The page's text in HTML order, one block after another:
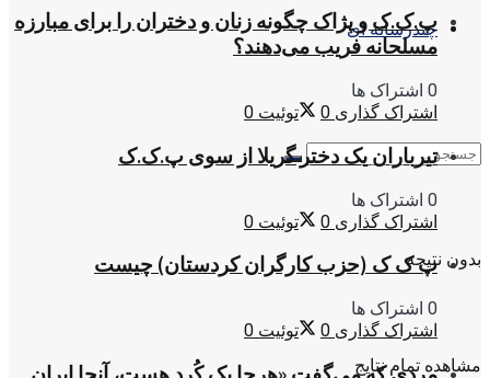
چندرسانه ای
بدون نتیجه
مشاهده تمام نتایج
پ.ک.ک و پژاک چگونه زنان و دختران را برای مبارزه
مسلحانه فریب می‌دهند؟
0 اشتراک ها
اشتراک گذاری 0 توئیت 0
تیرباران یک دختر گریلا از سوی پ.ک.ک
0 اشتراک ها
اشتراک گذاری 0 توئیت 0
پ ک ک (حزب کارگران کردستان) چیست
0 اشتراک ها
اشتراک گذاری 0 توئیت 0